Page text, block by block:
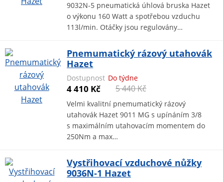
9032N-5 pneumatická úhlová bruska Hazet
o výkonu 160 Watt a spotřebou vzduchu
113l/min. Otáčky jsou regulovány…
Pnemumatický rázový utahovák
Hazet
Dostupnost Do týdne
4 410 Kč 5 440 Kč
Velmi kvalitní pnemumatický rázový
utahovák Hazet 9011 MG s upínáním 3/8
s maximálním utahovacím momentem do
250Nm a max…
Vystřihovací vzduchové nůžky
9036N-1 Hazet